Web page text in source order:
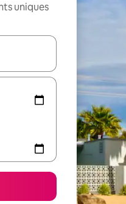
uniques
les flèches vers le haut et